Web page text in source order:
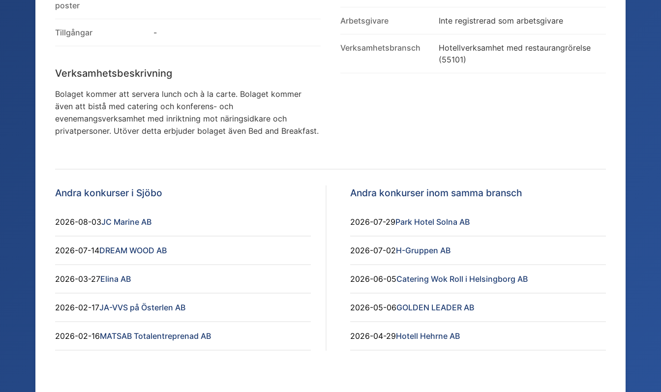
poster
Tillgångar -
Verksamhetsbeskrivning
Bolaget kommer att servera lunch och à la carte. Bolaget kommer
även att bistå med catering och konferens- och
evenemangsverksamhet med inriktning mot näringsidkare och
privatpersoner. Utöver detta erbjuder bolaget även Bed and Breakfast.
Arbetsgivare Inte registrerad som arbetsgivare
Verksamhetsbransch
Hotellverksamhet med restaurangrörelse
(55101)
Andra konkurser i Sjöbo
2026-08-03JC Marine AB
2026-07-14DREAM WOOD AB
2026-03-27Elina AB
2026-02-17JA-VVS på Österlen AB
2026-02-16MATSAB Totalentreprenad AB
Andra konkurser inom samma bransch
2026-07-29Park Hotel Solna AB
2026-07-02H-Gruppen AB
2026-06-05Catering Wok Roll i Helsingborg AB
2026-05-06GOLDEN LEADER AB
2026-04-29Hotell Hehrne AB